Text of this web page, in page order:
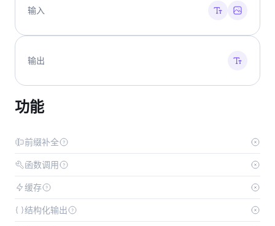
输入
输出
功能
前缀补全
函数调用
缓存
结构化输出